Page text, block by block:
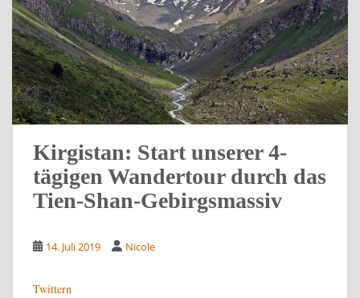
Kirgistan: Start unserer 4-
tägigen Wandertour durch das
Tien-Shan-Gebirgsmassiv
14. Juli 2019 Nicole
Twittern